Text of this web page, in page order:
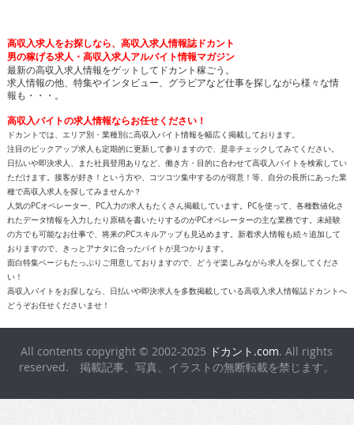
ドカント公式 X(旧Twitter)
ドカント公式 Instagram
高収入求人をお探しなら、高収入求人情報誌ドカント
男の稼げる求人・高収入求人アルバイト情報マガジン
最新の高収入求人情報をゲットしてドカント稼ごう。
求人情報の他、特集やインタビュー、グラビアなど仕事を探しながら様々な情
報も・・・。
高収入バイトの求人情報ならお任せください！
ドカントでは、エリア別・業種別に高収入バイト情報を幅広く掲載しております。
注目のピックアップ求人も定期的に更新して参りますので、是非チェックしてみてください。
日払いや即決求人、また社員登用ありなど、働き方・目的に合わせて高収入バイトを検索してい
ただけます。接客が好き！という方や、コツコツ集中するのが得意！等、自分の長所にあった業
人気のPCオペレーター、PC入力の求人もたくさん掲載しています。PCを使って、各種数値化さ
の方でも可能なお仕事で、将来のPCスキルアップも見込めます。新着求人情報も続々追加して
おりますので、きっとアナタに合ったバイトが見つかります。
い！
高収入バイトをお探しなら、日払いや即決求人を多数掲載している高収入求人情報誌ドカントへ